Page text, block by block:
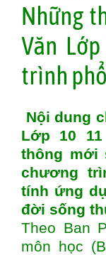
Những
Văn
trình
Nội dung
Lớp 10
thông mới
chương
tính ứng
đời sống
Theo Ban
môn học